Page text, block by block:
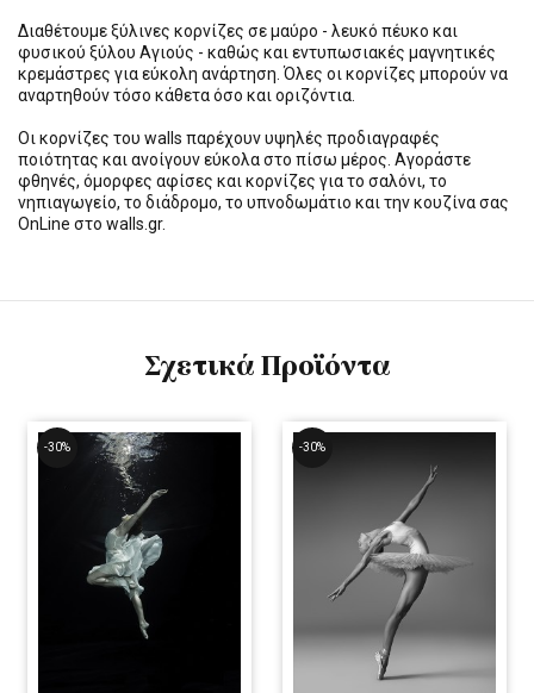
Διαθέτουμε ξύλινες κορνίζες σε μαύρο - λευκό πέυκο και
φυσικού ξύλου Αγιούς - καθώς και εντυπωσιακές μαγνητικές
κρεμάστρες για εύκολη ανάρτηση. Όλες οι κορνίζες μπορούν να
αναρτηθούν τόσο κάθετα όσο και οριζόντια.
Οι κορνίζες του walls παρέχουν υψηλές προδιαγραφές
ποιότητας και ανοίγουν εύκολα στο πίσω μέρος. Αγοράστε
φθηνές, όμορφες αφίσες και κορνίζες για το σαλόνι, το
νηπιαγωγείο, το διάδρομο, το υπνοδωμάτιο και την κουζίνα σας
OnLine στο walls.gr.
Σχετικά Προϊόντα
-30% -30%